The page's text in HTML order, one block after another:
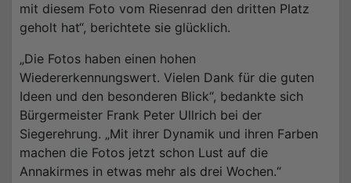
mit diesem Foto vom Riesenrad den dritten Platz
geholt hat“, berichtete sie glücklich.
„Die Fotos haben einen hohen
Wiedererkennungswert. Vielen Dank für die guten
Ideen und den besonderen Blick“, bedankte sich
Bürgermeister Frank Peter Ullrich bei der
Siegerehrung. „Mit ihrer Dynamik und ihren Farben
machen die Fotos jetzt schon Lust auf die
Annakirmes in etwas mehr als drei Wochen.“